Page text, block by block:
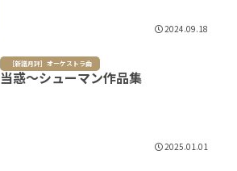
2024.09.18
［新譜月評］オーケストラ曲
当惑～シューマン作品集
2025.01.01